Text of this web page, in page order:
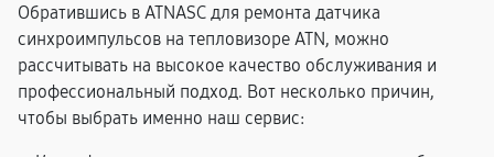
Обратившись в ATNASC для ремонта датчика
синхроимпульсов на тепловизоре ATN, можно
рассчитывать на высокое качество обслуживания и
профессиональный подход. Вот несколько причин,
чтобы выбрать именно наш сервис: